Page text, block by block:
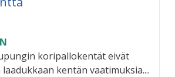
koripallokentät eivät
kentän vaatimuksia....